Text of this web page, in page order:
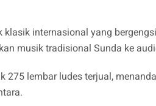
klasik internasional yang
musik tradisional Sunda ke
275 lembar ludes terjual,